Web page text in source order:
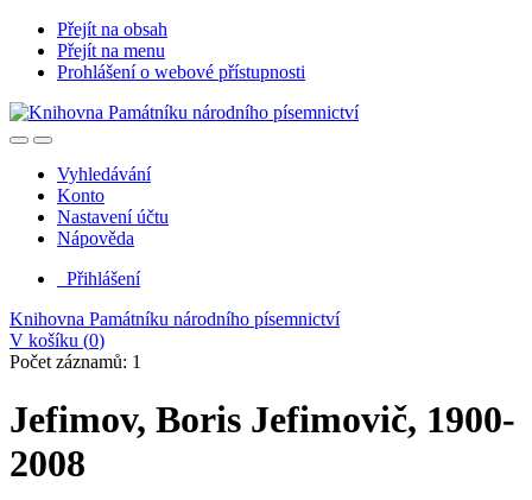
Přejít na obsah
Přejít na menu
Prohlášení o webové přístupnosti
Vyhledávání
Konto
Nastavení účtu
Nápověda
Přihlášení
Knihovna Památníku národního písemnictví
V košíku (0)
Počet záznamů: 1
Jefimov, Boris Jefimovič, 1900-
2008